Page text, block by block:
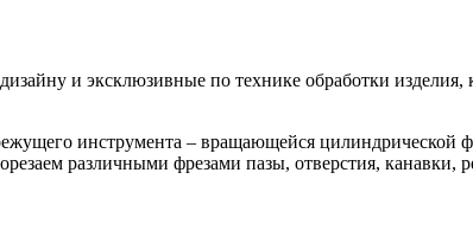
и эксклюзивные по технике обработки
инструмента – вращающейся цилиндрической
различными фрезами пазы, отверстия, канавки,